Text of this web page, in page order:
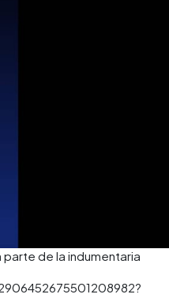
parte de la indumentaria